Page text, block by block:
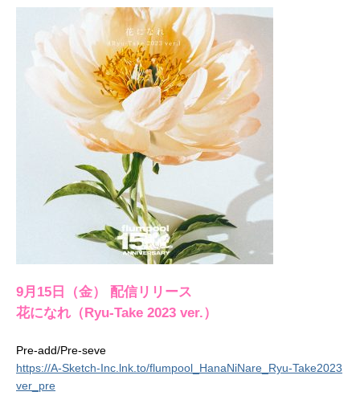
9月15日（金） 配信リリース
花になれ（Ryu-Take 2023 ver.）
Pre-add/Pre-seve
https://A-Sketch-Inc.lnk.to/flumpool_HanaNiNare_Ryu-Take2023
ver_pre